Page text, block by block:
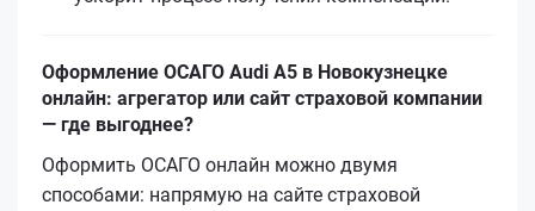
Оформление ОСАГО Audi A5 в Новокузнецке
онлайн: агрегатор или сайт страховой компании
— где выгоднее?
Оформить ОСАГО онлайн можно двумя
способами: напрямую на сайте страховой